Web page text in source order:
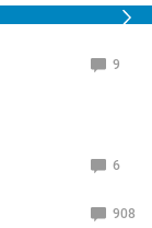
9
6
908